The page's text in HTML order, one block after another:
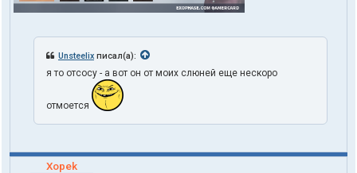
Unsteelix писал(а):
я то отсосу - а вот он от моих слюней еще нескоро
отмоется
Xopek